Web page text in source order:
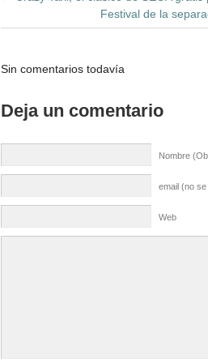
Festival de la
Sin comentarios todavía
Deja un comentario
Nombre
email (no
Web